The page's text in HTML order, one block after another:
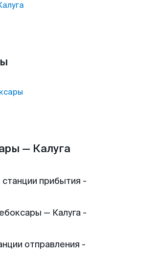
— Калуга
прибытия -
— Калуга -
отправления -